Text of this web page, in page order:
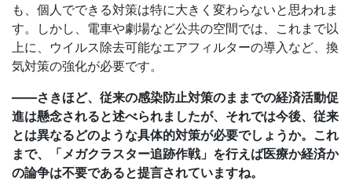
も、個人でできる対策は特に大きく変わらないと思われま
す。しかし、電車や劇場など公共の空間では、これまで以
上に、ウイルス除去可能なエアフィルターの導入など、換
気対策の強化が必要です。
――さきほど、従来の感染防止対策のままでの経済活動促
進は懸念されると述べられましたが、それでは今後、従来
とは異なるどのような具体的対策が必要でしょうか。これ
まで、「メガクラスター追跡作戦」を行えば医療か経済か
の論争は不要であると提言されていますね。